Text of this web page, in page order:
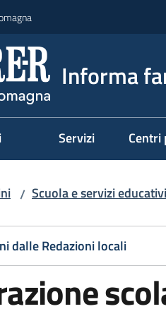
Informa
Servizi Centri
/ Scuola e servizi
dalle Redazioni locali